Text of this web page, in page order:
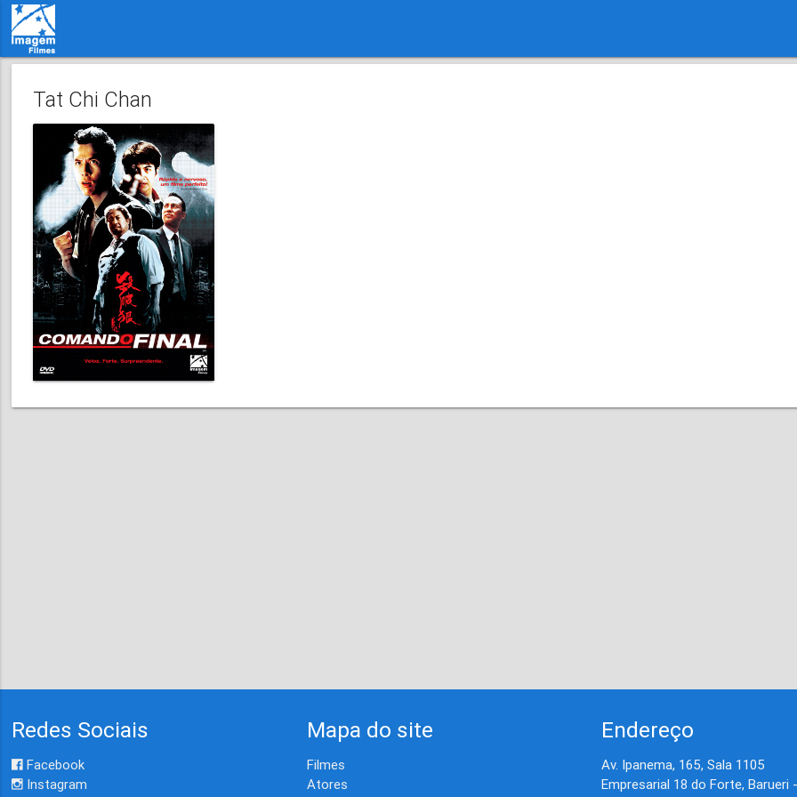
Tat Chi Chan
Redes Sociais
Facebook
Instagram
Mapa do site
Filmes
Atores
Endereço
Av. Ipanema, 165, Sala 1105
Empresarial 18 do Forte, Barueri